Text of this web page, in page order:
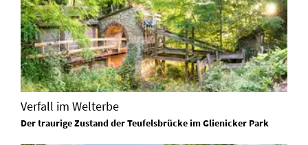
Verfall im Welterbe
Der traurige Zustand der Teufelsbrücke im Glienicker Park